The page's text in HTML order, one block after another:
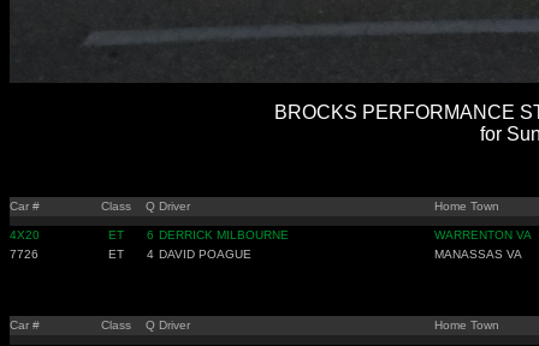
BROCKS PERFORMANCE
for
Car # Class Q Driver Home Town
4X20 ET 6 DERRICK MILBOURNE
WARRENTON VA
7726
ET 4 DAVID POAGUE MANASSAS VA
Car # Class Q Driver Home Town